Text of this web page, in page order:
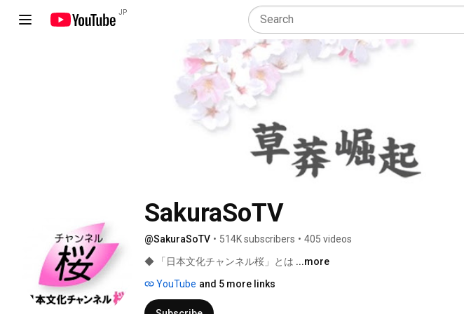
JP
SakuraSoTV
@SakuraSoTV • 514K subscribers • 405 videos
◆ 「日本文化チャンネル桜」とは ...more
YouTube and 5 more links